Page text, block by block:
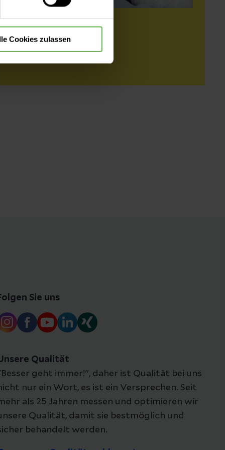
Cookies zulassen
Tim
Sie uns
Qualität
geht immer!", daher ist Qualität bei uns
nur ein Wort, es ist ein Versprechen. Seit
als 25 Jahren messen und optimieren wir
Qualität, damit sie bestmöglich und
behandelt werden.